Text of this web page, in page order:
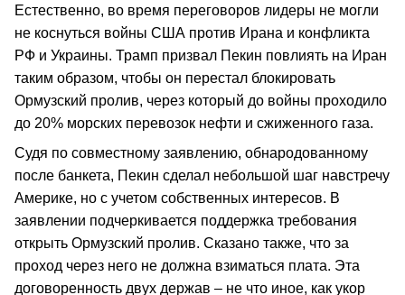
Естественно, во время переговоров лидеры не могли
не коснуться войны США против Ирана и конфликта
РФ и Украины. Трамп призвал Пекин повлиять на Иран
таким образом, чтобы он перестал блокировать
Ормузский пролив, через который до войны проходило
до 20% морских перевозок нефти и сжиженного газа.
Судя по совместному заявлению, обнародованному
после банкета, Пекин сделал небольшой шаг навстречу
Америке, но с учетом собственных интересов. В
заявлении подчеркивается поддержка требования
открыть Ормузский пролив. Сказано также, что за
проход через него не должна взиматься плата. Эта
договоренность двух держав – не что иное, как укор